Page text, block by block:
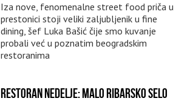
Iza nove, fenomenalne street food priča u
prestonici stoji veliki zaljubljenik u fine
dining, šef Luka Bašić čije smo kuvanje
probali već u poznatim beogradskim
restoranima
RESTORAN NEDELJE: MALO RIBARSKO SELO